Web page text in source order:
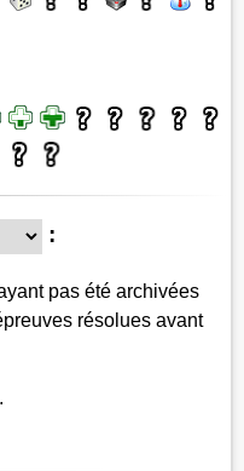
:
pas été archivées
résolues avant